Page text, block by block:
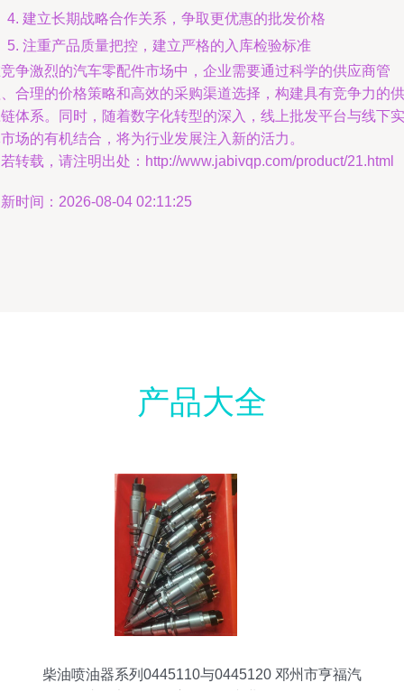
建立长期战略合作关系，争取更优惠的批发价格
注重产品质量把控，建立严格的入库检验标准
争激烈的汽车零配件市场中，企业需要通过科学的供应商管
合理的价格策略和高效的采购渠道选择，构建具有竞争力的供
体系。同时，随着数字化转型的深入，线上批发平台与线下实
场的有机结合，将为行业发展注入新的活力。
转载，请注明出处：http://www.jabivqp.com/product/21.html
时间：2026-08-04 02:11:25
产品大全
柴油喷油器系列0445110与0445120 邓州市亨福汽